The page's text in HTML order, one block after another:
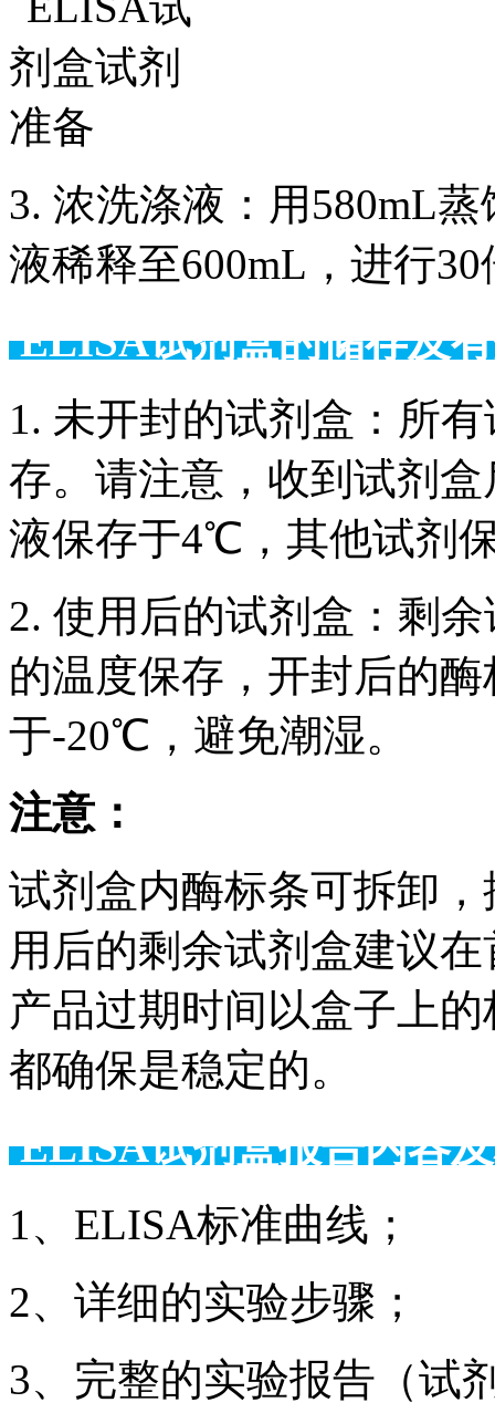
3. 浓洗涤液：用580mL
液稀释至600mL，进行
ELISA试剂盒的储存
1. 未开封的试剂盒：所
存。请注意，收到试剂
液保存于4℃，其他试剂
2. 使用后的试剂盒：剩
的温度保存，开封后的
于-20℃，避免潮湿。
注意：
试剂盒内酶标条可拆卸
用后的剩余试剂盒建议
产品过期时间以盒子上
都确保是稳定的。
ELISA试剂盒报告内
1、ELISA标准曲线；
2、详细的实验步骤；
3、完整的实验报告（试